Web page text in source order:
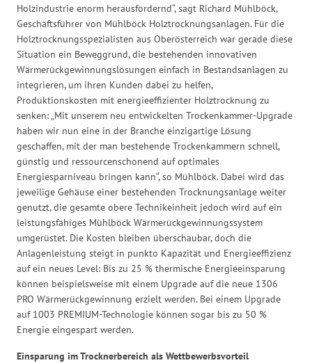
Holzindustrie enorm herausfordernd“, sagt Richard Mühlböck,
Geschäftsführer von Mühlböck Holztrocknungsanlagen. Für die
Holztrocknungsspezialisten aus Oberösterreich war gerade diese
Situation ein Beweggrund, die bestehenden innovativen
Wärmerückgewinnungslösungen einfach in Bestandsanlagen zu
integrieren, um ihren Kunden dabei zu helfen,
Produktionskosten mit energieeffizienter Holztrocknung zu
senken: „Mit unserem neu entwickelten Trockenkammer-Upgrade
haben wir nun eine in der Branche einzigartige Lösung
geschaffen, mit der man bestehende Trockenkammern schnell,
günstig und ressourcenschonend auf optimales
Energiesparniveau bringen kann“, so Mühlböck. Dabei wird das
jeweilige Gehäuse einer bestehenden Trocknungsanlage weiter
genutzt, die gesamte obere Technikeinheit jedoch wird auf ein
leistungsfähiges Mühlböck Wärmerückgewinnungssystem
umgerüstet. Die Kosten bleiben überschaubar, doch die
Anlagenleistung steigt in punkto Kapazität und Energieeffizienz
auf ein neues Level: Bis zu 25 % thermische Energieeinsparung
können beispielsweise mit einem Upgrade auf die neue 1306
PRO Wärmerückgewinnung erzielt werden. Bei einem Upgrade
auf 1003 PREMIUM-Technologie können sogar bis zu 50 %
Energie eingespart werden.
Einsparung im Trocknerbereich als Wettbewerbsvorteil